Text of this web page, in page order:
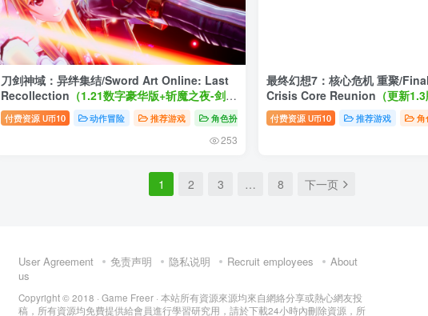
刀剑神域：异绊集结/Sword Art Online: Last
Recollection （1.21数字豪华版+斩魔之夜-剑舞
缘战+预购特典+全DLC+季票）
付费资源 U币10 动作冒险 推荐游戏 角色扮演
253
最终幻想7：核心危机 重聚/
Crisis Core Reunion （更新
付费资源 U币10 推荐游戏 角
1 2 3 … 8 下一页
User Agreement 免责声明 隐私说明 Recruit employees
About
us
Copyright © 2018 · Game Freer · 本站所有資源來源均來自網絡分享或熱心網友投
稿，所有資源均免費提供給會員進行學習研究用，請於下載24小時內刪除資源，所